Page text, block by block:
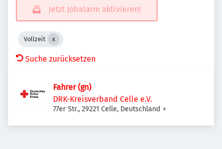
Jetzt Jobalarm aktivieren!
Vollzeit
Suche zurücksetzen
Fahrer (gn)
DRK-Kreisverband Celle e.V.
77er Str., 29221 Celle, Deutschland +